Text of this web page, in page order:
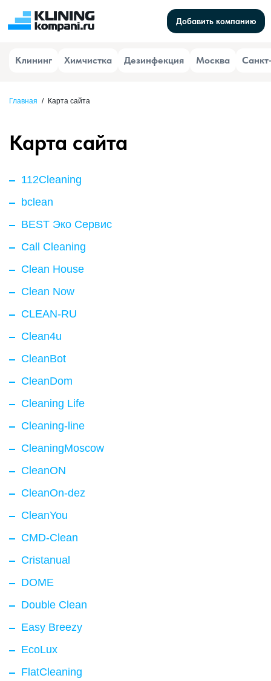
Клининг Химчистка Дезинфекция Москва
Добавить компанию
Главная / Карта сайта
Карта сайта
112Cleaning
bclean
BEST Эко Сервис
Call Сleaning
Clean House
Clean Now
CLEAN-RU
Clean4u
CleanBot
CleanDom
Cleaning Life
Cleaning-line
CleaningMoscow
CleanON
CleanOn-dez
CleanYou
CMD-Clean
Cristanual
DOME
Double Clean
Easy Breezy
EcoLux
FlatCleaning